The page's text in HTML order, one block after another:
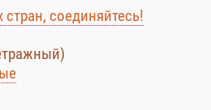
соединяйтесь!